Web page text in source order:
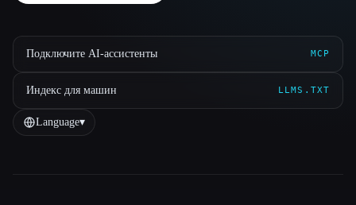
Подключите AI-ассистенты MCP
Индекс для машин LLMS.TXT
Language▾